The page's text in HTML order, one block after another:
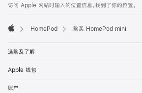
访问 Apple 网站时输入的位置信息，找到了你的位置。
HomePod 购买 HomePod mini
选购及了解
Apple 钱包
账户